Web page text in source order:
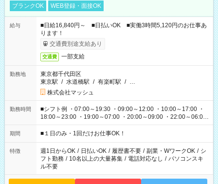
ブランクOK WEB登録・面接OK
給与
■日給16,840円～ ■日払いOK ■実働3時間5,120円のお仕事あ
ります！
交通費別途支給あり
交通費 一部支給
勤務地
東京都千代田区
東京駅 / 水道橋駅 / 有楽町駅 / …
株式会社マッシュ
勤務時間
■シフト例 ・07:00～19:30 ・09:00～12:00 ・10:00～17:00 ・
18:00～23:00 ・19:00～07:00 ・20:00～09:00 ・22:00～06:00
etc ★最短で3時間で5,120円のお仕事から 15時間で2万円近く稼
げるお仕事も！ ご希望のお時間に合わせてご紹介！ ※シフトは
ください！
期間 ■１日のみ・1回だけお仕事OK！
特徴 週1日からOK / 日払いOK / 履歴書不要 / 副業・WワークOK / シ
フト勤務 / 10名以上の大量募集 / 電話対応なし / パソコンスキ
ル不要